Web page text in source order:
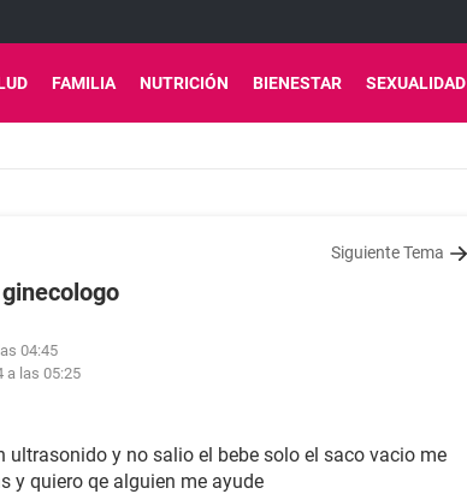
FAMILIA NUTRICIÓN BIENESTAR SEXUALIDAD
Siguiente Tema
04:45
a las 05:25
ultrasonido y no salio el bebe solo el saco vacio me
y quiero qe alguien me ayude